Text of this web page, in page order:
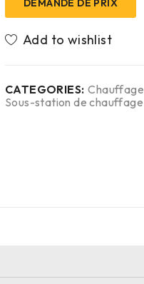
DEMANDE DE PRIX
CATEGORIES: Chauffage
Sous-station de chauffage